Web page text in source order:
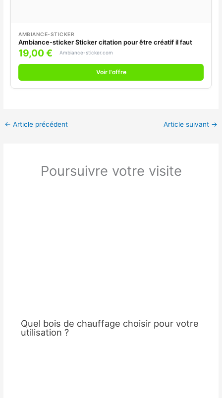
AMBIANCE-STICKER
Ambiance-sticker Sticker citation pour être créatif il faut
19,00 € Ambiance-sticker.com
Voir l'offre
← Article précédent Article suivant →
Poursuivre votre visite
Quel bois de chauffage choisir pour votre
utilisation ?